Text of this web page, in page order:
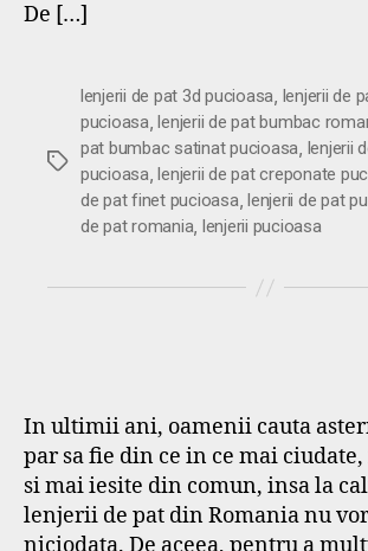
De […]
Etichete
lenjerii de pat 3d pucioasa, lenjerii de
pucioasa,lenjerii de pat bumbac
pat bumbac satinat pucioasa, lenjerii
pucioasa,lenjerii de pat creponate
de pat finet pucioasa,lenjerii de pat
de pat romania, lenjerii pucioasa
In ultimii ani, oamenii cauta
par sa fie din ce in ce mai
si mai iesite din comun, insa la
lenjerii de pat din Romania nu